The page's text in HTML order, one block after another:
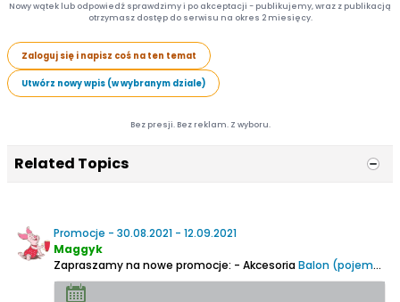
Nowy wątek lub odpowiedź sprawdzimy i po akceptacji - publikujemy, wraz z publikacją
otrzymasz dostęp do serwisu na okres 2 miesięcy.
Zaloguj się i napisz coś na ten temat
Utwórz nowy wpis (w wybranym dziale)
Bez presji. Bez reklam. Z wyboru.
Related Topics
Promocje - 30.08.2021 - 12.09.2021
Maggyk
Zapraszamy na nowe promocje: - AkcesoriaBalon (pojemnik fermentacyjny) PET 23 litry